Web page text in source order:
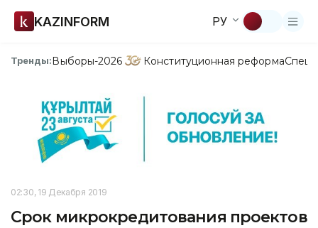
KAZINFORM РУ
Тренды:Выборы-2026 Конституционная реформа
02:30, 19 Декабря 2019
Срок микрокредитования проектов